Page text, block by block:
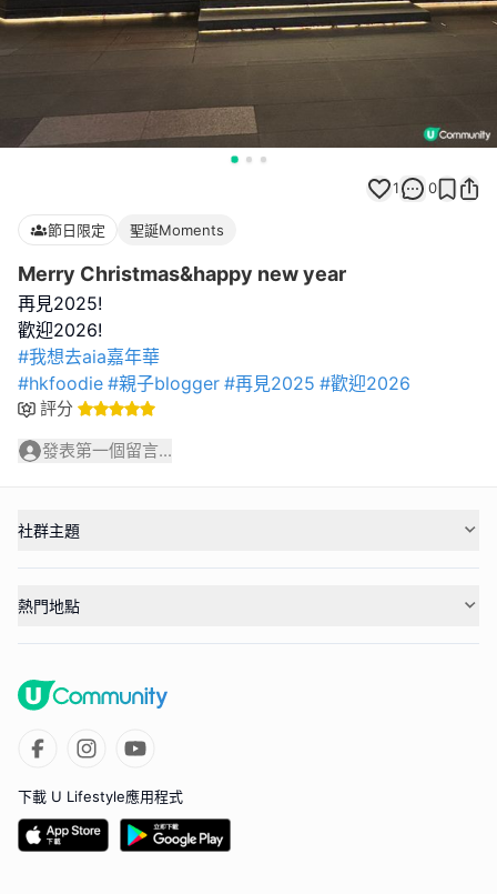
1 0
節日限定 聖誕Moments
Merry Christmas&happy new year
再見2025!
#我想去aia嘉年華
#hkfoodie #親子blogger #再見2025 #歡迎2026
評分
發表第一個留言...
社群主題
熱門地點
下載 U Lifestyle應用程式